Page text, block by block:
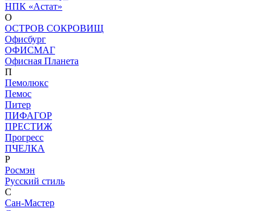
НПК «Астат»
О
ОСТРОВ СОКРОВИЩ
Офисбург
ОФИСМАГ
Офисная Планета
П
Пемолюкс
Пемос
Питер
ПИФАГОР
ПРЕСТИЖ
Прогресс
ПЧЕЛКА
Р
Росмэн
Русский стиль
С
Сан-Мастер